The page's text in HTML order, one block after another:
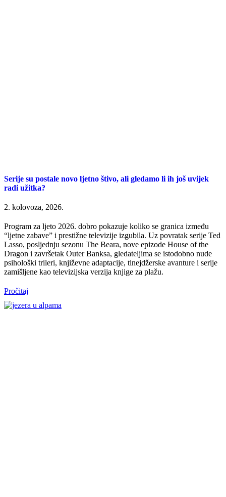
Serije su postale novo ljetno štivo, ali gledamo li ih još uvijek
radi užitka?
2. kolovoza, 2026.
Program za ljeto 2026. dobro pokazuje koliko se granica između
“ljetne zabave” i prestižne televizije izgubila. Uz povratak serije Ted
Lasso, posljednju sezonu The Beara, nove epizode House of the
Dragon i završetak Outer Banksa, gledateljima se istodobno nude
psihološki trileri, književne adaptacije, tinejdžerske avanture i serije
zamišljene kao televizijska verzija knjige za plažu.
Pročitaj